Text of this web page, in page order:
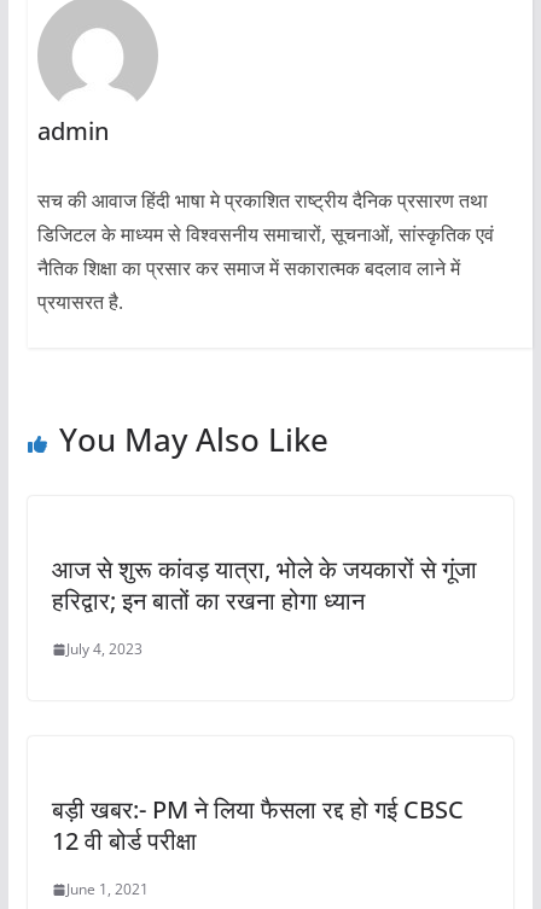
admin
सच की आवाज हिंदी भाषा मे प्रकाशित राष्ट्रीय दैनिक प्रसारण तथा
डिजिटल के माध्यम से विश्वसनीय समाचारों, सूचनाओं, सांस्कृतिक एवं
नैतिक शिक्षा का प्रसार कर समाज में सकारात्मक बदलाव लाने में
प्रयासरत है.
You May Also Like
आज से शुरू कांवड़ यात्रा, भोले के जयकारों से गूंजा
हरिद्वार; इन बातों का रखना होगा ध्‍यान
July 4, 2023
बड़ी खबर:- PM ने लिया फैसला रद्द हो गई CBSC
12 वी बोर्ड परीक्षा
June 1, 2021